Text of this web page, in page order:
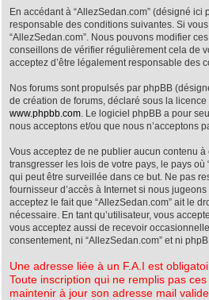
En accédant à “AllezSedan.com” (désigné ici
responsable des conditions suivantes. Si
“AllezSedan.com”. Nous pouvons modifier
conseillons de vérifier régulièrement cela de
acceptez d’être légalement responsable des
Nos forums sont propulsés par phpBB
de création de forums, déclaré sous la licence
www.phpbb.com. Le logiciel phpBB a pour
nous acceptons et/ou que nous n’acceptons
Vous acceptez de ne publier aucun contenu
transgresser les lois de votre pays, le pays
qui peut être surveillée dans ce but. Ne pas
fournisseur d’accès à Internet si nous
acceptez le fait que “AllezSedan.com” ait le
nécessaire. En tant qu’utilisateur, vous
vous acceptez aussi de recevoir
consentement, ni “AllezSedan.com” et ni
Une adresse liée à un F.A.I est
Toute inscription qui ne remplis pas
maintenir à jour son adresse mail